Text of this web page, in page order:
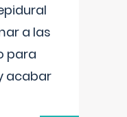
a las
para
acabar